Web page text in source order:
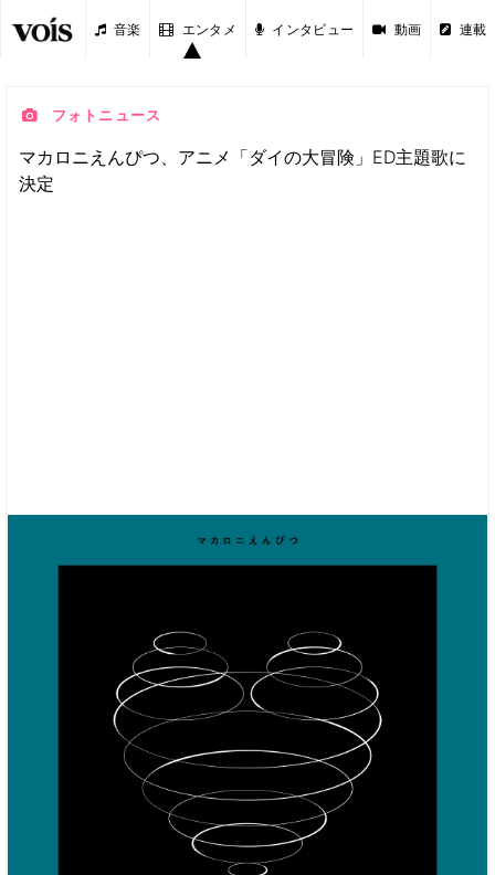
音楽 エンタメ インタビュー 動画 連載
フォトニュース
マカロニえんぴつ、アニメ「ダイの大冒険」ED主題歌に
決定